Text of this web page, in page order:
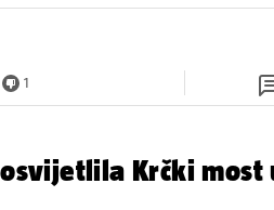
1
Krčki most